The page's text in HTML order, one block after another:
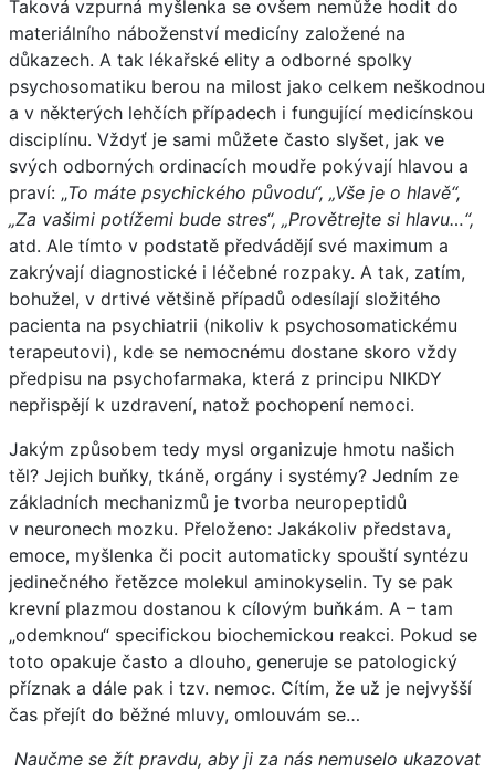
Taková vzpurná myšlenka se ovšem nemůže hodit do
materiálního náboženství medicíny založené na
důkazech. A tak lékařské elity a odborné spolky
psychosomatiku berou na milost jako celkem neškodnou
a v některých lehčích případech i fungující medicínskou
disciplínu. Vždyť je sami můžete často slyšet, jak ve
svých odborných ordinacích moudře pokývají hlavou a
praví: „To máte psychického původu“, „Vše je o hlavě“,
„Za vašimi potížemi bude stres“, „Provětrejte si hlavu…“,
atd. Ale tímto v podstatě předvádějí své maximum a
zakrývají diagnostické i léčebné rozpaky. A tak, zatím,
bohužel, v drtivé většině případů odesílají složitého
pacienta na psychiatrii (nikoliv k psychosomatickému
terapeutovi), kde se nemocnému dostane skoro vždy
předpisu na psychofarmaka, která z principu NIKDY
nepřispějí k uzdravení, natož pochopení nemoci.
Jakým způsobem tedy mysl organizuje hmotu našich
těl? Jejich buňky, tkáně, orgány i systémy? Jedním ze
základních mechanizmů je tvorba neuropeptidů
v neuronech mozku. Přeloženo: Jakákoliv představa,
emoce, myšlenka či pocit automaticky spouští syntézu
jedinečného řetězce molekul aminokyselin. Ty se pak
krevní plazmou dostanou k cílovým buňkám. A – tam
„odemknou“ specifickou biochemickou reakci. Pokud se
toto opakuje často a dlouho, generuje se patologický
příznak a dále pak i tzv. nemoc. Cítím, že už je nejvyšší
čas přejít do běžné mluvy, omlouvám se…
Naučme se žít pravdu, aby ji za nás nemuselo ukazovat